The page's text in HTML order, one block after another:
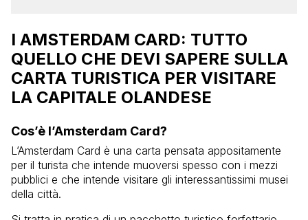
I AMSTERDAM CARD: TUTTO
QUELLO CHE DEVI SAPERE SULLA
CARTA TURISTICA PER VISITARE
LA CAPITALE OLANDESE
Cos’è l’Amsterdam Card?
L’Amsterdam Card è una carta pensata appositamente
per il turista che intende muoversi spesso con i mezzi
pubblici e che intende visitare gli interessantissimi musei
della città.